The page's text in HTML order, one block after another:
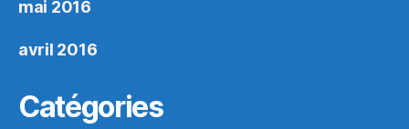
mai 2016
avril 2016
Catégories